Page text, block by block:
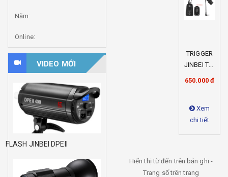
TRIGGER
JINBEI TR-
650.000 đ
Xem
chi tiết
Hiển thị từđếntrênbản ghi -
Trang sốtrêntrang
Năm:
Online:
VIDEO MỚI
FLASH JINBEI DPEII